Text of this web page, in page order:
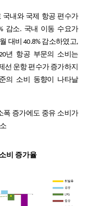
국내와 국제 항공 편수가
감소. 국내 이동 수요가
대비 40.8% 감소하였고,
년 항공 부문의 소비는
선 운항 편수가 증가하지
의 소비 동향이 나타날
폭 증가에도 중유 소비가
비 증가율